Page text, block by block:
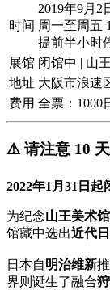
时间
2019年9月2
周一至周五
提前半小时
展馆 闭馆中 | 山
地址 大阪市浪速
费用 全票：1000
⚠️ 请注意 10
2022年1月31日
为纪念山王美术
馆藏中选出近代
日本自明治维新
界则诞生了融合